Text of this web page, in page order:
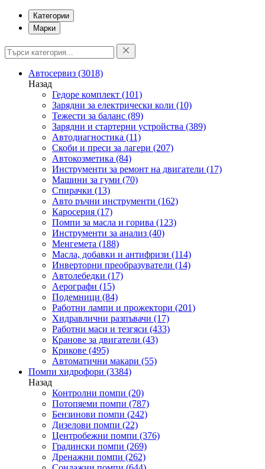
Категории
Марки
Автосервиз (3018)
Назад
Гедоре комплект (101)
Зарядни за електрически коли (10)
Тежести за баланс (89)
Зарядни и стартерни устройства (389)
Автодиагностика (11)
Скоби и преси за лагери (207)
Автокозметика (84)
Инструменти за ремонт на двигатели (17)
Машини за гуми (70)
Спирачки (13)
Авто ръчни инструменти (162)
Каросерия (17)
Помпи за масла и горива (123)
Инструменти за анализ (40)
Менгемета (188)
Масла, добавки и антифризи (114)
Инверторни преобразуватели (14)
Автолебедки (17)
Аерографи (15)
Подемници (84)
Работни лампи и прожектори (201)
Хидравлични разпъвачи (17)
Работни маси и тезгяси (433)
Кранове за двигатели (43)
Крикове (495)
Автоматични макари (55)
Помпи хидрофори (3384)
Назад
Контролни помпи (20)
Потопяеми помпи (787)
Бензинови помпи (242)
Дизелови помпи (22)
Центробежни помпи (376)
Градински помпи (269)
Дренажни помпи (262)